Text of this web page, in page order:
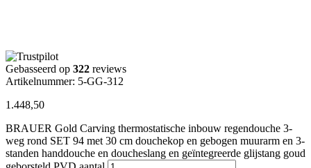
Gebasseerd op 322 reviews
Artikelnummer: 5-GG-312
1.448,50
BRAUER Gold Carving thermostatische inbouw regendouche 3-
weg rond SET 94 met 30 cm douchekop en gebogen muurarm en 3-
standen handdouche en doucheslang en geïntegreerde glijstang goud